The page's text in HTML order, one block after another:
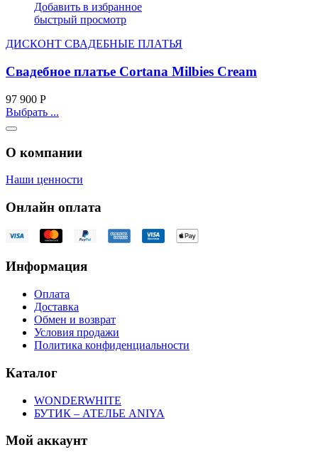
Добавить в избранное
быстрый просмотр
ДИСКОНТ СВАДЕБНЫЕ ПЛАТЬЯ
Свадебное платье Cortana Milbies Cream
97 900 Р
Выбрать ...
О компании
Наши ценности
Онлайн оплата
Информация
Оплата
Доставка
Обмен и возврат
Условия продажи
Политика конфиденциальности
Каталог
WONDERWHITE
БУТИК – АТЕЛЬЕ ANIYA
Мой аккаунт